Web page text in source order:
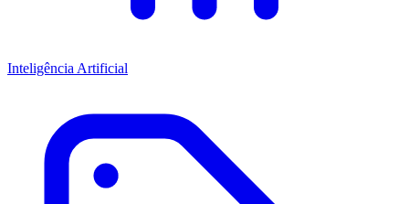
Inteligência Artificial